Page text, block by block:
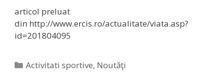
articol preluat
din http://www.ercis.ro/actualitate/viata.asp?
id=201804095
Categories
Activitati sportive, Noutăţi